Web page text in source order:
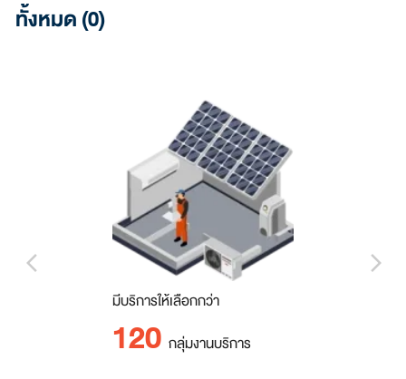
ทั้งหมด (0)
มีบริการให้เลือกกว่า
120 กลุ่มงานบริการ
arrow_back_ios_new arrow_forward_ios